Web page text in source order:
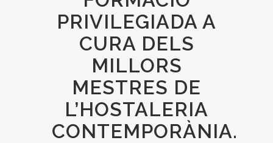
PRIVILEGIADA A
CURA DELS
MILLORS
MESTRES DE
L’HOSTALERIA
CONTEMPORÀNIA.